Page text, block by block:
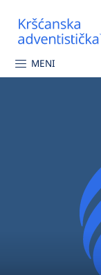
MENI